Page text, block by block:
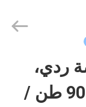
ردي،
مجفف الحبوب البذرية 90 طن /